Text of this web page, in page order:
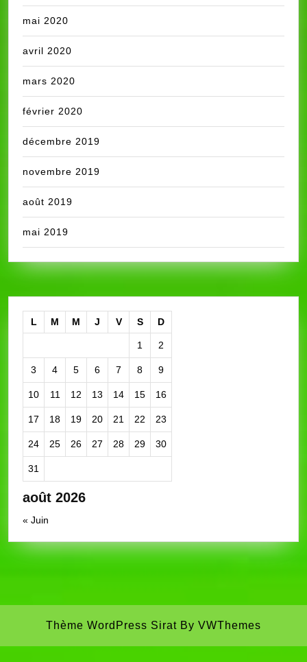
mai 2020
avril 2020
mars 2020
février 2020
décembre 2019
novembre 2019
août 2019
mai 2019
août 2026
L M M J V S D
1 2
3 4 5 6 7 8 9
10 11 12 13 14 15 16
17 18 19 20 21 22 23
24 25 26 27 28 29 30
31
« Juin
Thème WordPress Sirat By VWThemes